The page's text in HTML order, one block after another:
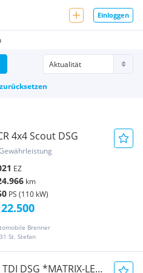
Einloggen
4x4 Scout DSG
EZ
km
PS (110 kW)
Brenner
St. Stefan
DSG *MATRIX-LED